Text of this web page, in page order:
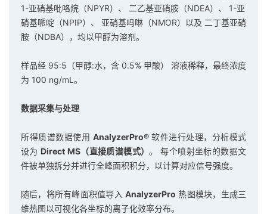
1-亚硝基吡咯烷（NPYR）、 二乙基亚硝胺（NDEA）、 1-亚
硝基哌啶（NPIP）、 亚硝基吗啉（NMOR）以及 二丁基亚硝
胺（NDBA），均以甲醇为溶剂。
样品经 95:5（甲醇:水，含 0.5% 甲酸） 溶液稀释，最终浓度
为 100 ng/mL。
数据采集与处理
所得质谱数据使用 AnalyzerPro®软件进行处理，分析模式
设为 Direct MS（直接质谱模式）。 每个喷射坐标的数据文
件被单独拆分并进行全峰面积积分，以计算对应信号强度。
随后，将所有峰面积值导入AnalyzerPro 热图模块，生成三
维热图以可视化各坐标的离子化效率分布。